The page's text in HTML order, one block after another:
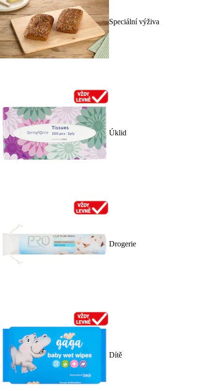
Speciální výživa
Úklid
Drogerie
Dítě